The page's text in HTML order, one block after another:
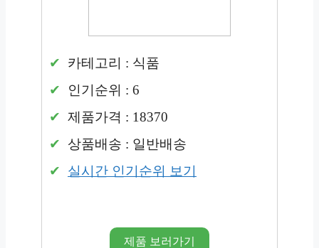
카테고리 : 식품
인기순위 : 6
제품가격 : 18370
상품배송 : 일반배송
실시간 인기순위 보기
제품 보러가기